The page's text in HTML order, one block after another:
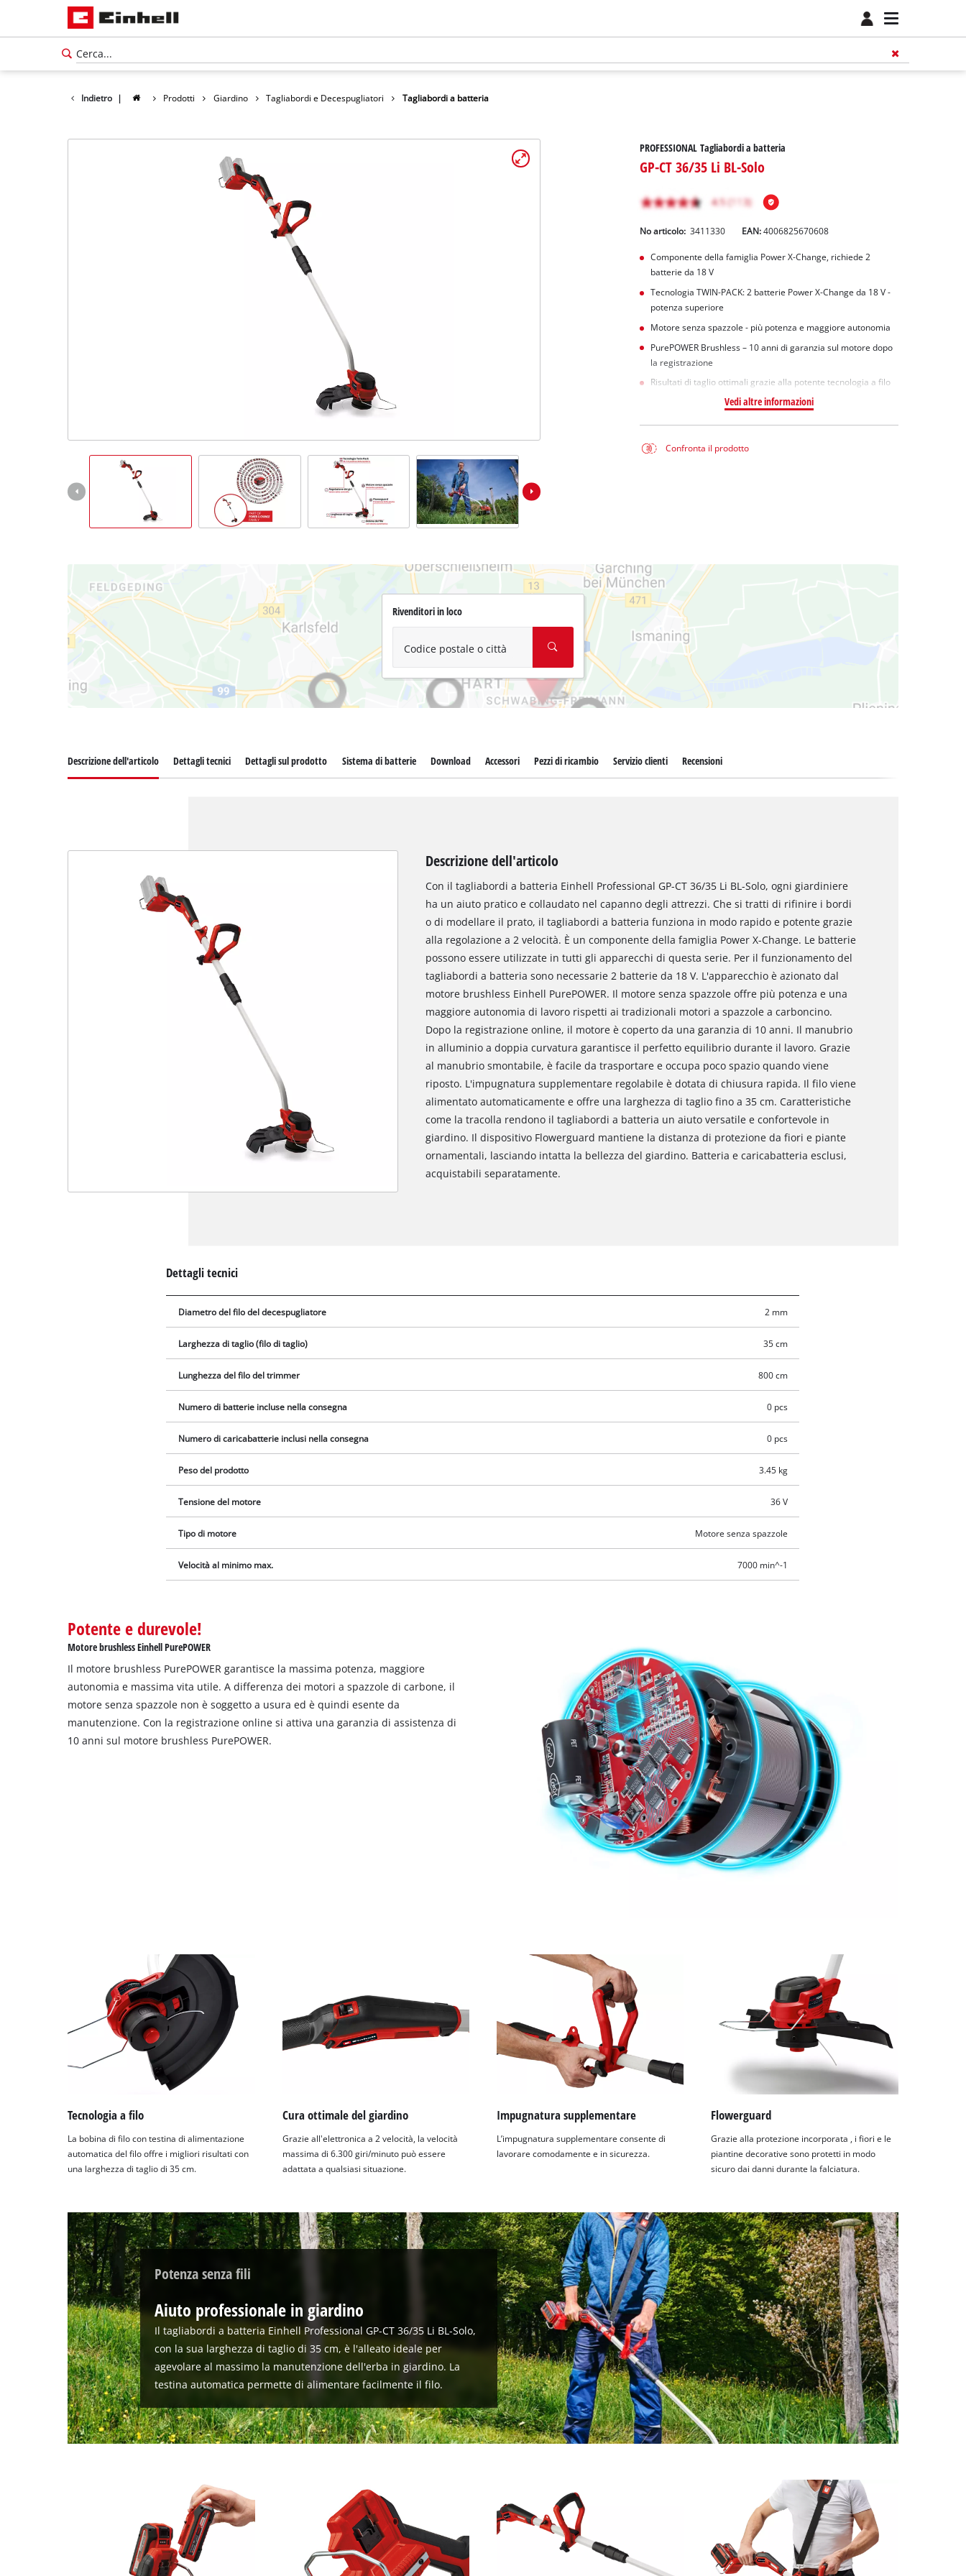
Indietro | Prodotti Giardino Tagliabordi e Decespugliatori Tagliabordi a batteria
PROFESSIONAL Tagliabordi a batteria
GP-CT 36/35 Li BL-Solo
No articolo: 3411330 EAN:4006825670608
Componente della famiglia Power X-Change, richiede 2
batterie da 18 V
Tecnologia TWIN-PACK: 2 batterie Power X-Change da 18 V -
potenza superiore
Motore senza spazzole - più potenza e maggiore autonomia
PurePOWER Brushless – 10 anni di garanzia sul motore dopo
la registrazione
Risultati di taglio ottimali grazie alla potente tecnologia a filo
Vedi altre informazioni
Confronta il prodotto
Rivenditori in loco
Codice postale o città
Powered by
Management Platform
Descrizione dell'articolo Dettagli tecnici Dettagli sul prodotto Sistema di batterie Download Accessori Pezzi di ricambio Servizio clienti Recensioni
Descrizione dell'articolo
Con il tagliabordi a batteria Einhell Professional GP-CT 36/35 Li BL-Solo, ogni giardiniere
ha un aiuto pratico e collaudato nel capanno degli attrezzi. Che si tratti di rifinire i bordi
o di modellare il prato, il tagliabordi a batteria funziona in modo rapido e potente grazie
alla regolazione a 2 velocità. È un componente della famiglia Power X-Change. Le batterie
possono essere utilizzate in tutti gli apparecchi di questa serie. Per il funzionamento del
tagliabordi a batteria sono necessarie 2 batterie da 18 V. L'apparecchio è azionato dal
motore brushless Einhell PurePOWER. Il motore senza spazzole offre più potenza e una
maggiore autonomia di lavoro rispetti ai tradizionali motori a spazzole a carboncino.
Dopo la registrazione online, il motore è coperto da una garanzia di 10 anni. Il manubrio
in alluminio a doppia curvatura garantisce il perfetto equilibrio durante il lavoro. Grazie
al manubrio smontabile, è facile da trasportare e occupa poco spazio quando viene
riposto. L'impugnatura supplementare regolabile è dotata di chiusura rapida. Il filo viene
alimentato automaticamente e offre una larghezza di taglio fino a 35 cm. Caratteristiche
come la tracolla rendono il tagliabordi a batteria un aiuto versatile e confortevole in
giardino. Il dispositivo Flowerguard mantiene la distanza di protezione da fiori e piante
ornamentali, lasciando intatta la bellezza del giardino. Batteria e caricabatteria esclusi,
acquistabili separatamente.
Dettagli tecnici
Diametro del filo del decespugliatore 2 mm
Larghezza di taglio (filo di taglio) 35 cm
Lunghezza del filo del trimmer 800 cm
Numero di batterie incluse nella consegna 0 pcs
Numero di caricabatterie inclusi nella consegna 0 pcs
Peso del prodotto 3.45 kg
Tensione del motore 36 V
Tipo di motore Motore senza spazzole
Velocità al minimo max. 7000 min^-1
Potente e durevole!
Motore brushless Einhell PurePOWER
Il motore brushless PurePOWER garantisce la massima potenza, maggiore
autonomia e massima vita utile. A differenza dei motori a spazzole di carbone, il
motore senza spazzole non è soggetto a usura ed è quindi esente da
manutenzione. Con la registrazione online si attiva una garanzia di assistenza di
10 anni sul motore brushless PurePOWER.
Tecnologia a filo
La bobina di filo con testina di alimentazione
automatica del filo offre i migliori risultati con
una larghezza di taglio di 35 cm.
Cura ottimale del giardino
Grazie all'elettronica a 2 velocità, la velocità
massima di 6.300 giri/minuto può essere
adattata a qualsiasi situazione.
Impugnatura supplementare
L’impugnatura supplementare consente di
lavorare comodamente e in sicurezza.
Flowerguard
Grazie alla protezione incorporata , i fiori e le
piantine decorative sono protetti in modo
sicuro dai danni durante la falciatura.
Potenza senza fili
Aiuto professionale in giardino
Il tagliabordi a batteria Einhell Professional GP-CT 36/35 Li BL-Solo,
con la sua larghezza di taglio di 35 cm, è l'alleato ideale per
agevolare al massimo la manutenzione dell'erba in giardino. La
testina automatica permette di alimentare facilmente il filo.